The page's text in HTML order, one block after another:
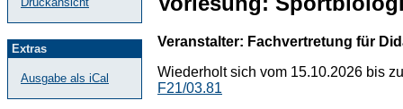
Extras
Ausgabe als iCal
Veranstalter: Fachvertretung für
Wiederholt sich vom 15.10.2026 bis
F21/03.81